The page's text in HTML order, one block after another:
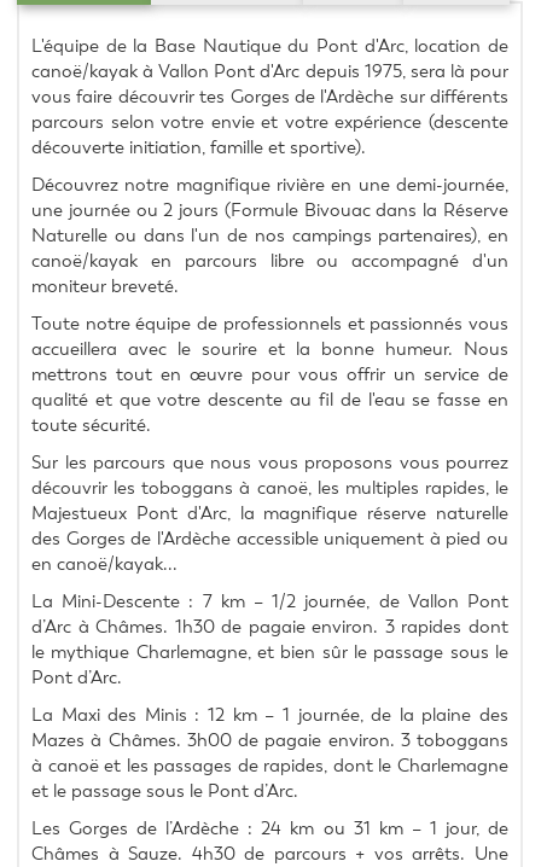
L'équipe de la Base Nautique du Pont d'Arc, location de
canoë/kayak à Vallon Pont d'Arc depuis 1975, sera là pour
vous faire découvrir tes Gorges de l'Ardèche sur différents
parcours selon votre envie et votre expérience (descente
découverte initiation, famille et sportive).
Découvrez notre magnifique rivière en une demi-journée,
une journée ou 2 jours (Formule Bivouac dans la Réserve
Naturelle ou dans l'un de nos campings partenaires), en
canoë/kayak en parcours libre ou accompagné d'un
moniteur breveté.
Toute notre équipe de professionnels et passionnés vous
accueillera avec le sourire et la bonne humeur. Nous
mettrons tout en œuvre pour vous offrir un service de
qualité et que votre descente au fil de l'eau se fasse en
toute sécurité.
Sur les parcours que nous vous proposons vous pourrez
découvrir les toboggans à canoë, les multiples rapides, le
Majestueux Pont d'Arc, la magnifique réserve naturelle
des Gorges de l'Ardèche accessible uniquement à pied ou
en canoë/kayak...
La Mini-Descente : 7 km – 1/2 journée, de Vallon Pont
d’Arc à Châmes. 1h30 de pagaie environ. 3 rapides dont
le mythique Charlemagne, et bien sûr le passage sous le
Pont d’Arc.
La Maxi des Minis : 12 km – 1 journée, de la plaine des
Mazes à Châmes. 3h00 de pagaie environ. 3 toboggans
à canoë et les passages de rapides, dont le Charlemagne
et le passage sous le Pont d’Arc.
Les Gorges de l’Ardèche : 24 km ou 31 km – 1 jour, de
Châmes à Sauze. 4h30 de parcours + vos arrêts. Une